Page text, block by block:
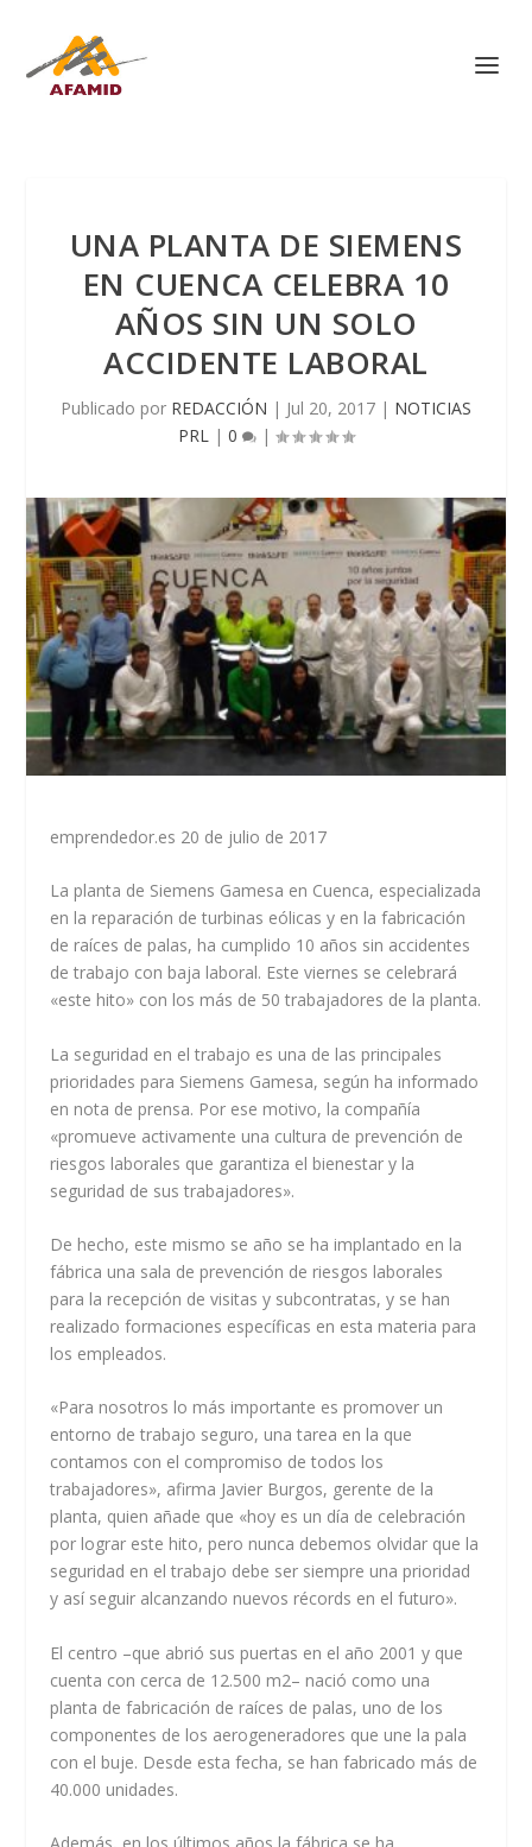
UNA PLANTA DE SIEMENS
EN CUENCA CELEBRA 10
AÑOS SIN UN SOLO
ACCIDENTE LABORAL
Publicado por REDACCIÓN | Jul 20, 2017 | NOTICIAS
PRL | 0 |
emprendedor.es 20 de julio de 2017
La planta de Siemens Gamesa en Cuenca, especializada
en la reparación de turbinas eólicas y en la fabricación
de raíces de palas, ha cumplido 10 años sin accidentes
de trabajo con baja laboral. Este viernes se celebrará
«este hito» con los más de 50 trabajadores de la planta.
La seguridad en el trabajo es una de las principales
prioridades para Siemens Gamesa, según ha informado
en nota de prensa. Por ese motivo, la compañía
«promueve activamente una cultura de prevención de
riesgos laborales que garantiza el bienestar y la
seguridad de sus trabajadores».
De hecho, este mismo se año se ha implantado en la
fábrica una sala de prevención de riesgos laborales
para la recepción de visitas y subcontratas, y se han
realizado formaciones específicas en esta materia para
los empleados.
«Para nosotros lo más importante es promover un
entorno de trabajo seguro, una tarea en la que
contamos con el compromiso de todos los
trabajadores», afirma Javier Burgos, gerente de la
planta, quien añade que «hoy es un día de celebración
por lograr este hito, pero nunca debemos olvidar que la
seguridad en el trabajo debe ser siempre una prioridad
y así seguir alcanzando nuevos récords en el futuro».
El centro –que abrió sus puertas en el año 2001 y que
cuenta con cerca de 12.500 m2– nació como una
planta de fabricación de raíces de palas, uno de los
componentes de los aerogeneradores que une la pala
con el buje. Desde esta fecha, se han fabricado más de
40.000 unidades.